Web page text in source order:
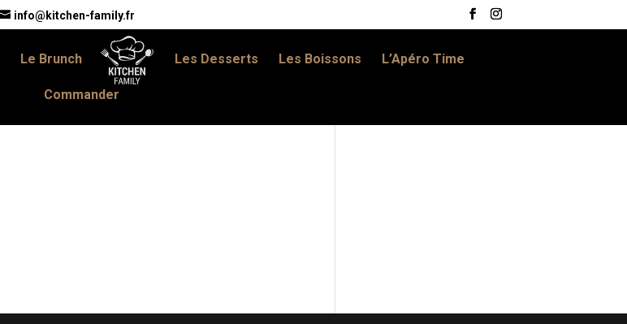
info@kitchen-family.fr
Le Brunch Les Desserts Les Boissons L’Apéro Time
Commander